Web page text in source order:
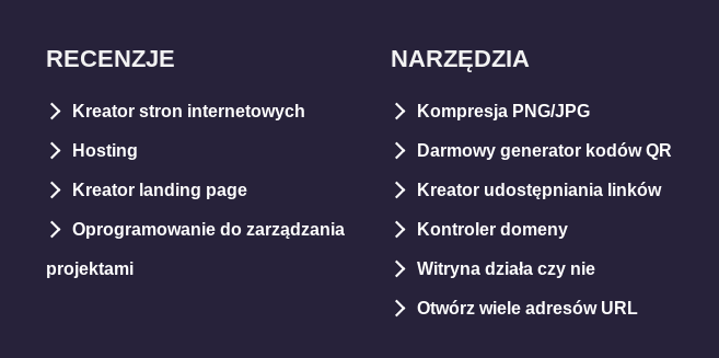
RECENZJE
Kreator stron internetowych
Hosting
Kreator landing page
Oprogramowanie do zarządzania
projektami
NARZĘDZIA
Kompresja PNG/JPG
Darmowy generator kodów QR
Kreator udostępniania linków
Kontroler domeny
Witryna działa czy nie
Otwórz wiele adresów URL